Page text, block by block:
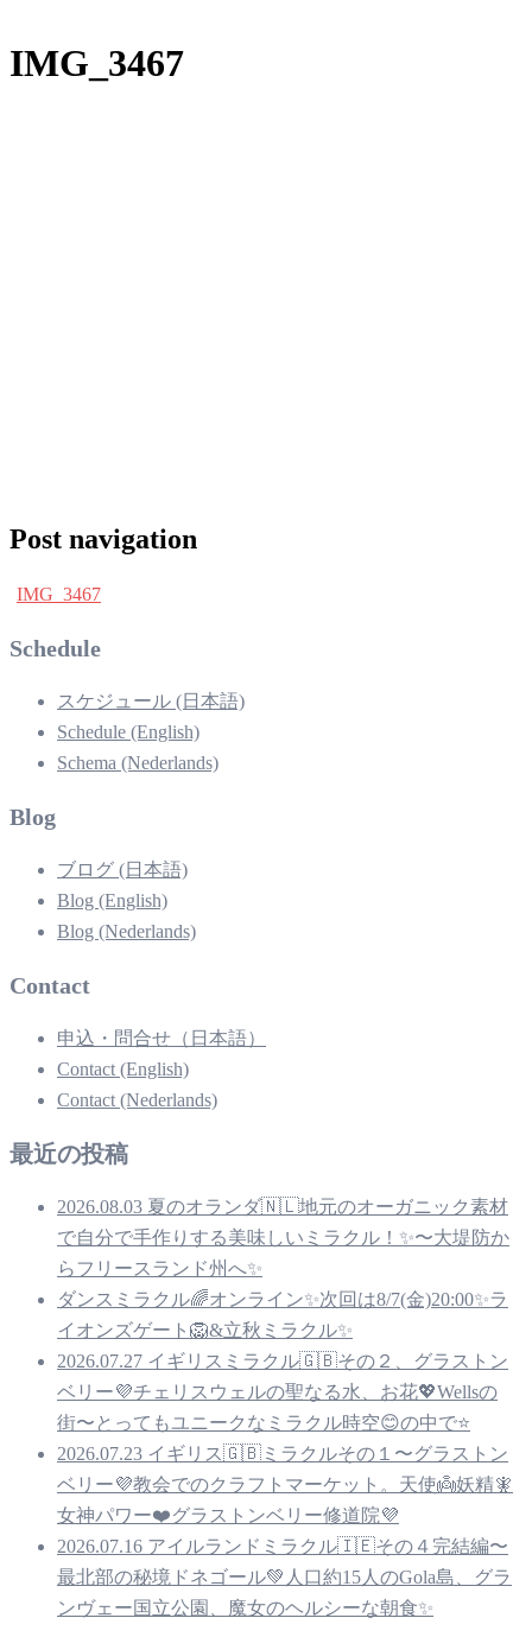
IMG_3467
Post navigation
IMG_3467
Schedule
スケジュール (日本語)
Schedule (English)
Schema (Nederlands)
Blog
ブログ (日本語)
Blog (English)
Blog (Nederlands)
Contact
申込・問合せ（日本語）
Contact (English)
Contact (Nederlands)
最近の投稿
2026.08.03 夏のオランダ🇳🇱地元のオーガニック素材
で自分で手作りする美味しいミラクル！✨〜大堤防か
らフリースランド州へ✨
ダンスミラクル🌈オンライン✨次回は8/7(金)20:00✨ラ
イオンズゲート🦁&立秋ミラクル✨
2026.07.27 イギリスミラクル🇬🇧その２、グラストン
ベリー💜チェリスウェルの聖なる水、お花💖Wellsの
街〜とってもユニークなミラクル時空😊の中で⭐️
2026.07.23 イギリス🇬🇧ミラクルその１〜グラストン
ベリー💜教会でのクラフトマーケット。天使👼妖精🧚
女神パワー❤️グラストンベリー修道院💜
2026.07.16 アイルランドミラクル🇮🇪その４完結編〜
最北部の秘境ドネゴール💚人口約15人のGola島、グラ
ンヴェー国立公園、魔女のヘルシーな朝食✨